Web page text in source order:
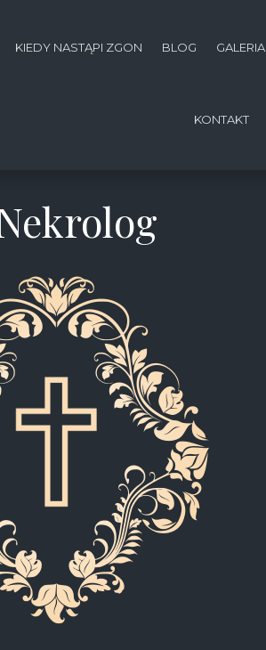
KIEDY NASTĄPI ZGON BLOG GALERIA
KONTAKT